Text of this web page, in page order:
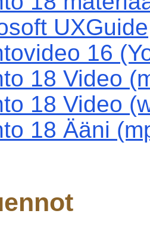
UXGuide
16
18 Video
18 Video
18 Ääni